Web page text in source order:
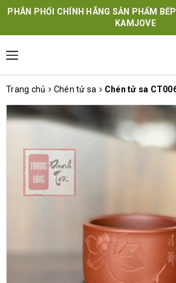
PHÂN PHỐI CHÍNH HÃNG SẢN PHẨM
KAMJOVE
Trang chủ Chén tử sa Chén tử sa